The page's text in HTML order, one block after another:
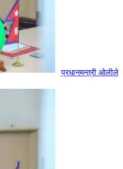
प्रधानमन्त्री ओलीले